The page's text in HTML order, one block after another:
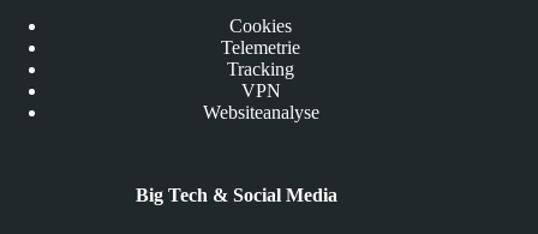
Cookies
Telemetrie
Tracking
VPN
Websiteanalyse
Big Tech & Social Media